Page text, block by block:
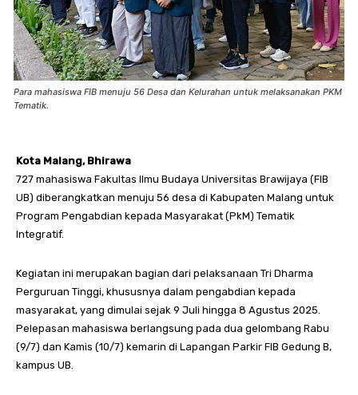
Para mahasiswa FIB menuju 56 Desa dan Kelurahan untuk melaksanakan PKM
Tematik.
Kota Malang, Bhirawa
727 mahasiswa Fakultas Ilmu Budaya Universitas Brawijaya (FIB
UB) diberangkatkan menuju 56 desa di Kabupaten Malang untuk
Program Pengabdian kepada Masyarakat (PkM) Tematik
Integratif.
Kegiatan ini merupakan bagian dari pelaksanaan Tri Dharma
Perguruan Tinggi, khususnya dalam pengabdian kepada
masyarakat, yang dimulai sejak 9 Juli hingga 8 Agustus 2025.
Pelepasan mahasiswa berlangsung pada dua gelombang Rabu
(9/7) dan Kamis (10/7) kemarin di Lapangan Parkir FIB Gedung B,
kampus UB.